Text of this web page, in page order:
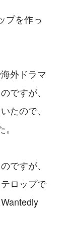
プを作っ
外ドラマ
ですが、
たので、
ですが、
ロップで